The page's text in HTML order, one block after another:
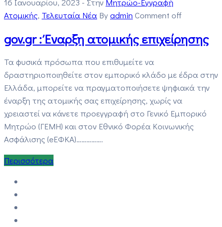
Ατομικής‚ Τελευταία Νέα Byadmin Comment off
gov.gr : Έναρξη ατομικής επιχείρησης
Τα φυσικά πρόσωπα που επιθυμείτε να
δραστηριοποιηθείτε στον εμπορικό κλάδο με έδρα στην
Ελλάδα, μπορείτε να πραγματοποιήσετε ψηφιακά την
έναρξη της ατομικής σας επιχείρησης, χωρίς να
χρειαστεί να κάνετε προεγγραφή στο Γενικό Εμπορικό
Μητρώο (ΓΕΜΗ) και στον Εθνικό Φορέα Κοινωνικής
Ασφάλισης (eΕΦΚΑ)…………….
Περισσότερα